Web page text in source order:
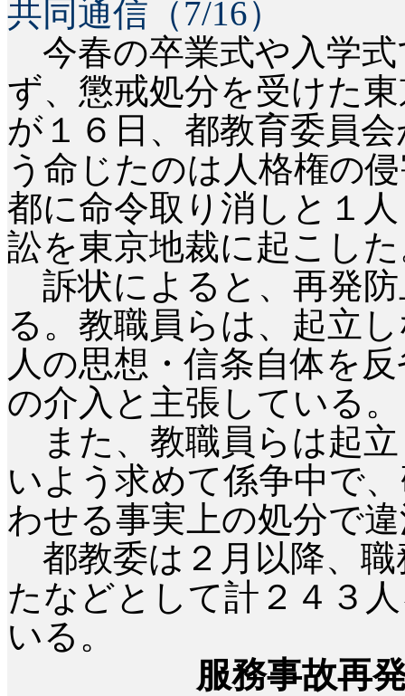
共同通信（7/16）
今春の卒業式や入学
ず、懲戒処分を受けた
が１６日、都教育委員
う命じたのは人格権の
都に命令取り消しと１
訟を東京地裁に起こし
訴状によると、再発
る。教職員らは、起立
人の思想・信条自体を
の介入と主張している。
また、教職員らは起
いよう求めて係争中で
わせる事実上の処分で
都教委は２月以降、
たなどとして計２４３
いる。
服務事故再